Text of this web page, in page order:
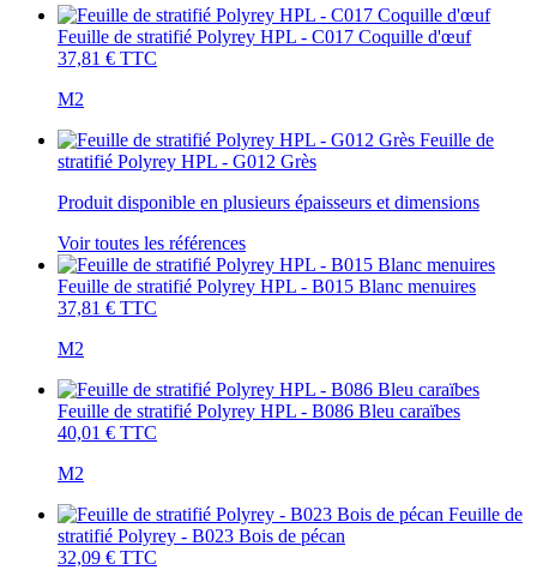
Feuille de stratifié Polyrey HPL - C017 Coquille d'œuf
37,81 € TTC
M2
Feuille de
stratifié Polyrey HPL - G012 Grès
Produit disponible en plusieurs épaisseurs et dimensions
Voir toutes les références
Feuille de stratifié Polyrey HPL - B015 Blanc menuires
37,81 € TTC
M2
Feuille de stratifié Polyrey HPL - B086 Bleu caraïbes
40,01 € TTC
M2
Feuille de
stratifié Polyrey - B023 Bois de pécan
32,09 € TTC